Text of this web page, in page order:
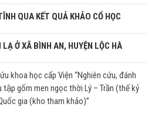
QUA KẾT QUẢ KHẢO CỔ HỌC
Ở XÃ BÌNH AN, HUYỆN LỘC HÀ